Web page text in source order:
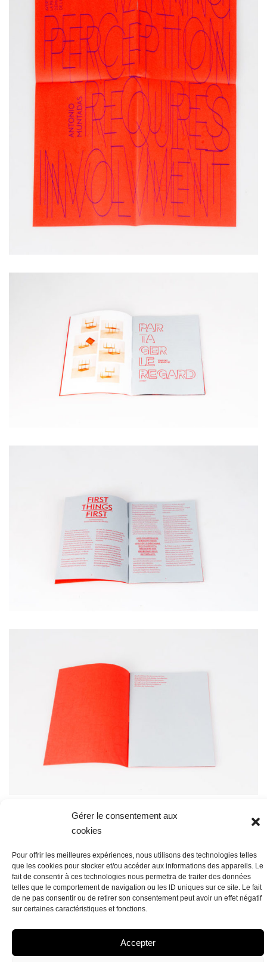
Gérer le consentement aux
cookies
Pour offrir les meilleures expériences, nous utilisons des technologies telles
que les cookies pour stocker et/ou accéder aux informations des appareils. Le
fait de consentir à ces technologies nous permettra de traiter des données
telles que le comportement de navigation ou les ID uniques sur ce site. Le fait
de ne pas consentir ou de retirer son consentement peut avoir un effet négatif
sur certaines caractéristiques et fonctions.
Accepter
POLITIQUE DE COOKIES (UE)
AVERTISSEMENT